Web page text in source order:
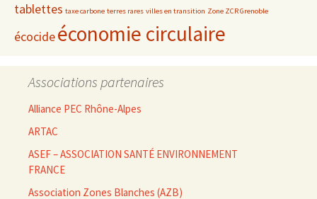
tablettes taxe carbone terres rares villes en transition Zone ZCR Grenoble
écocideéconomie circulaire
Associations partenaires
Alliance PEC Rhône-Alpes
ARTAC
ASEF – ASSOCIATION SANTÉ ENVIRONNEMENT
FRANCE
Association Zones Blanches (AZB)